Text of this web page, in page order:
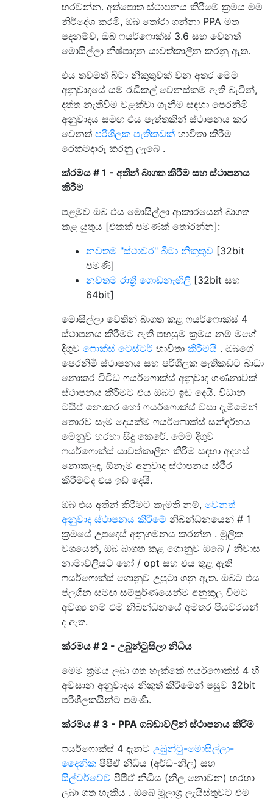
හරවන්න. අත්පොත ස්ථාපනය කිරීමේ ක්‍රමය මම
නිර්දේශ කරමි, ඔබ තෝරා ගන්නා PPA මත
පදනම්ව, ඔබ ෆයර්ෆොක්ස් 3.6 සහ වෙනත්
මොසිල්ලා නිෂ්පාදන යාවත්කාලීන කරනු ඇත.
එය තවමත් බීටා නිකුතුවක් වන අතර මෙම
අනුවාදයේ යම් රැඩිකල් වෙනස්කම් ඇති බැවින්,
දත්ත නැතිවීම වළක්වා ගැනීම සඳහා පෙරනිමි
අනුවාදය සමඟ එය පැත්තකින් ස්ථාපනය කර
වෙනත් පරිශීලක පැතිකඩක් භාවිතා කිරීම
රෙකමදාරු කරනු ලැබේ .
ක්රමය # 1 - අතින් බාගත කිරීම සහ ස්ථාපනය
කිරීම
පළමුව ඔබ එය මොසිල්ලා ආකාරයෙන් බාගත
කළ යුතුය [එකක් පමණක් තෝරන්න]:
නවතම "ස්ථාවර" බීටා නිකුතුව [32bit
පමණි]
නවතම රාත්‍රී ගොඩනැඟිලි [32bit සහ
64bit]
මොසිල්ලා වෙතින් බාගත කළ ෆයර්ෆොක්ස් 4
ස්ථාපනය කිරීමට ඇති පහසුම ක්‍රමය නම් මගේ
දිගුව ෆොක්ස් ටෙස්ටර් භාවිතා කිරීමයි . ඔබගේ
පෙරනිමි ස්ථාපනය සහ පරිශීලක පැතිකඩට බාධා
නොකර විවිධ ෆයර්ෆොක්ස් අනුවාද ගණනාවක්
ස්ථාපනය කිරීමට එය ඔබට ඉඩ දෙයි. විධාන
ටයිප් නොකර හෝ ෆයර්ෆොක්ස් වසා දැමීමෙන්
තොරව සෑම දෙයක්ම ෆයර්ෆොක්ස් සන්දර්භය
මෙනුව හරහා සිදු කෙරේ. මෙම දිගුව
ෆයර්ෆොක්ස් යාවත්කාලීන කිරීම සඳහා අදහස්
නොකලද, ඕනෑම අනුවාද ස්ථාපනය ස්ථිර
කිරීමටද එය ඉඩ දෙයි.
ඔබ එය අතින් කිරීමට කැමති නම්, වෙනත්
අනුවාද ස්ථාපනය කිරීමේ නිබන්ධනයෙන් # 1
ක්‍රමයේ උපදෙස් අනුගමනය කරන්න . මූලික
වශයෙන්, ඔබ බාගත කළ ගොනුව ඔබේ / නිවාස
නාමාවලියට හෝ / opt සහ එය තුළ ඇති
ෆයර්ෆොක්ස් ගොනුව උපුටා ගනු ඇත. ඔබට එය
ප්ලගීන සමඟ සම්පුර්ණයෙන්ම අනුකූල වීමට
අවශ්‍ය නම් එම නිබන්ධනයේ අමතර පියවරයන්
ද ඇත.
ක්රමය # 2 - උබුන්ටුසිලා නිධිය
මෙම ක්‍රමය ලබා ගත හැක්කේ ෆයර්ෆොක්ස් 4 හි
අවසාන අනුවාදය නිකුත් කිරීමෙන් පසුව 32bit
පරිශීලකයින්ට පමණි.
ක්රමය # 3 - PPA ගබඩාවලින් ස්ථාපනය කිරීම
ෆයර්ෆොක්ස් 4 දැනට උබුන්ටු-මොසිල්ලා-
දෛනික පීපීඒ නිධිය (අර්ධ-නිල) සහ
සිල්වර්වේව් පීපීඒ නිධිය (නිල නොවන) හරහා
ලබා ගත හැකිය . ඔබේ මූලාශ්‍ර ලැයිස්තුවට එම